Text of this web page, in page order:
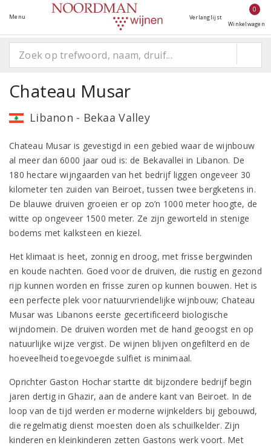
Menu Verlanglijst
0
Winkelwagen
Chateau Musar
Libanon - Bekaa Valley
Chateau Musar is gevestigd in een gebied waar de wijnbouw
al meer dan 6000 jaar oud is: de Bekavallei in Libanon. De
180 hectare wijngaarden van het bedrijf liggen ongeveer 30
kilometer ten zuiden van Beiroet, tussen twee bergketens in.
De blauwe druiven groeien er op zo’n 1000 meter hoogte, de
witte op ongeveer 1500 meter. Ze zijn geworteld in stenige
bodems met kalksteen en kiezel.
Het klimaat is heet, zonnig en droog, met frisse bergwinden
en koude nachten. Goed voor de druiven, die rustig en gezond
rijp kunnen worden en frisse zuren op kunnen bouwen. Het is
een perfecte plek voor natuurvriendelijke wijnbouw; Chateau
Musar was Libanons eerste gecertificeerd biologische
wijndomein. De druiven worden met de hand geoogst en op
natuurlijke wijze vergist. De wijnen blijven ongefilterd en de
hoeveelheid toegevoegde sulfiet is minimaal.
Oprichter Gaston Hochar startte dit bijzondere bedrijf begin
jaren dertig in Ghazir, aan de andere kant van Beiroet. In de
loop van de tijd werden er moderne wijnkelders bij gebouwd,
die regelmatig dienst moesten doen als schuilkelder. Zijn
kinderen en kleinkinderen zetten Gastons werk voort. Met